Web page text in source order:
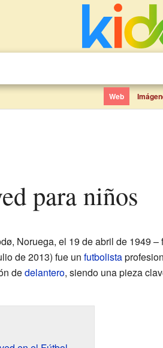
Web
para niños
Noruega, el 19 de abril de 1949 –
de 2013) fue un futbolista
dedelantero, siendo una pieza